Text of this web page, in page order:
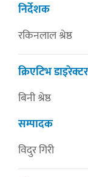
निर्देशक
रकिनलाल श्रेष्ठ
क्रिएटिभ डाइरेक्टर
बिनी श्रेष्ठ
सम्पादक
विदुर गिरी